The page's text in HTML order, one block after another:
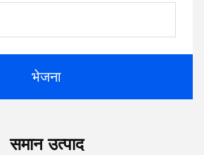
भेजना
समान उत्पाद